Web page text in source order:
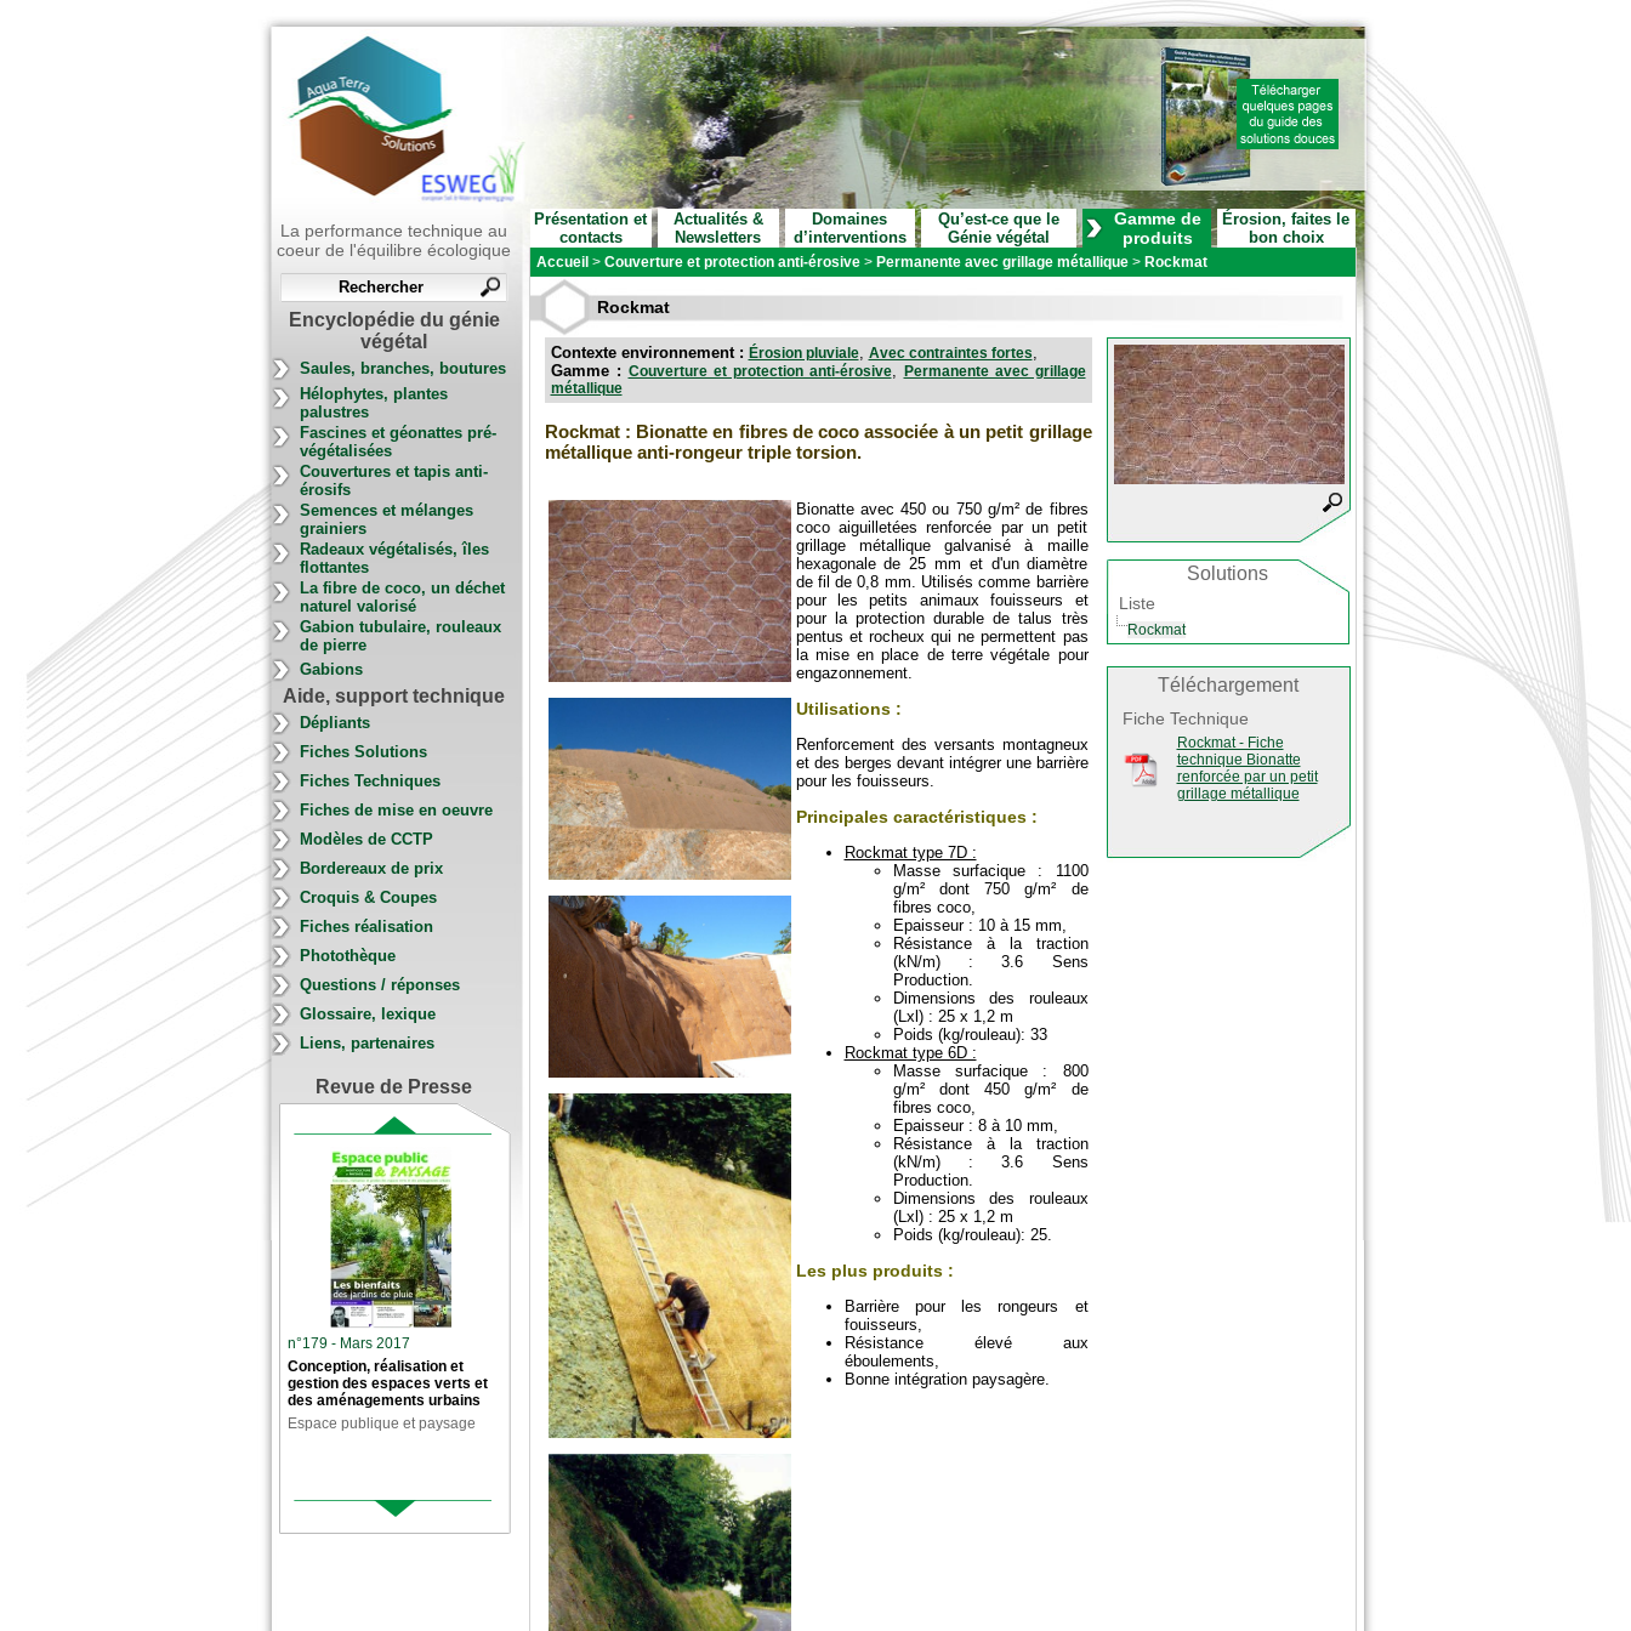
La performance technique au
coeur de l'équilibre écologique
Encyclopédie du génie
végétal
Saules, branches, boutures
Hélophytes, plantes
palustres
Fascines et géonattes pré-
végétalisées
Couvertures et tapis anti-
érosifs
Semences et mélanges
grainiers
Radeaux végétalisés, îles
flottantes
La fibre de coco, un déchet
naturel valorisé
Gabion tubulaire, rouleaux
de pierre
Gabions
Aide, support technique
Dépliants
Fiches Solutions
Fiches Techniques
Fiches de mise en oeuvre
Modèles de CCTP
Bordereaux de prix
Croquis & Coupes
Fiches réalisation
Photothèque
Questions / réponses
Glossaire, lexique
Liens, partenaires
Revue de Presse
n°179 - Mars 2017
Conception, réalisation et
gestion des espaces verts et
des aménagements urbains
Espace publique et paysage
Présentation et
contacts
Actualités &
Newsletters
Domaines
d’interventions
Qu’est-ce que le
Génie végétal
Gamme de
produits
Érosion, faites le
bon choix
Accueil > Couverture et protection anti-érosive > Permanente avec grillage métallique > Rockmat
Rockmat
Contexte environnement : Érosion pluviale, Avec contraintes fortes,
Gamme : Couverture et protection anti-érosive,
Permanente avec grillage
métallique
Rockmat : Bionatte en fibres de coco associée à un petit grillage
métallique anti-rongeur triple torsion.
Bionatte avec 450 ou 750 g/m² de fibres
coco aiguilletées renforcée par un petit
grillage métallique galvanisé à maille
hexagonale de 25 mm et d'un diamètre
de fil de 0,8 mm. Utilisés comme barrière
pour les petits animaux fouisseurs et
pour la protection durable de talus très
pentus et rocheux qui ne permettent pas
la mise en place de terre végétale pour
engazonnement.
Utilisations :
Renforcement des versants montagneux
et des berges devant intégrer une barrière
pour les fouisseurs.
Principales caractéristiques :
Rockmat type 7D :
Masse surfacique : 1100
g/m² dont 750 g/m² de
fibres coco,
Epaisseur : 10 à 15 mm,
Résistance à la traction
(kN/m) : 3.6 Sens
Production.
Dimensions des rouleaux
(Lxl) : 25 x 1,2 m
Poids (kg/rouleau): 33
Rockmat type 6D :
Masse surfacique : 800
g/m² dont 450 g/m² de
fibres coco,
Epaisseur : 8 à 10 mm,
Résistance à la traction
(kN/m) : 3.6 Sens
Production.
Dimensions des rouleaux
(Lxl) : 25 x 1,2 m
Poids (kg/rouleau): 25.
Les plus produits :
Barrière pour les rongeurs et
fouisseurs,
Résistance élevé aux
éboulements,
Bonne intégration paysagère.
Solutions
Liste
Rockmat
Téléchargement
Fiche Technique
Rockmat - Fiche
technique Bionatte
renforcée par un petit
grillage métallique